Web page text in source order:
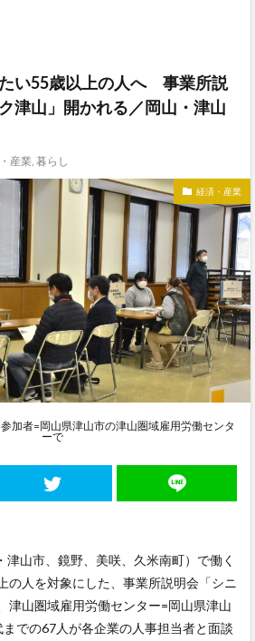
い55歳以上の人へ 事業所説
津山」開かれる／岡山・津山
産業, 暮らし
経済・産業
加者=岡山県津山市の津山圏域雇用労働センタ
ーで
山市、鏡野、美咲、久米南町）で働く
の人を対象にした、事業所説明会「シニ
津山圏域雇用労働センター=岡山県津山
での67人が各企業の人事担当者と面談